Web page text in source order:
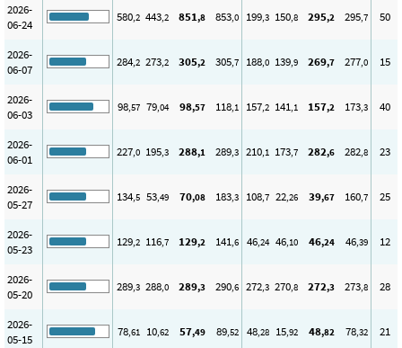
2026-
06-24
580,2 443,2 851,8 853,0 199,3 150,8 295,2 295,7 50
2026-
06-07
284,2 273,2 305,2 305,7 188,0 139,9 269,7 277,0 15
2026-
06-03
98,57 79,04 98,57 118,1 157,2 141,1 157,2 173,3 40
2026-
06-01
227,0 195,3 288,1 289,3 210,1 173,7 282,6 282,8 23
2026-
05-27
134,5 53,49 70,08 183,3 108,7 22,26 39,67 160,7 25
2026-
05-23
129,2 116,7 129,2 141,6 46,24 46,10 46,24 46,39 12
2026-
05-20
289,3 288,0 289,3 290,6 272,3 270,8 272,3 273,8 28
2026-
05-15
78,61 10,62 57,49 89,52 48,28 15,92 48,82 78,32 21